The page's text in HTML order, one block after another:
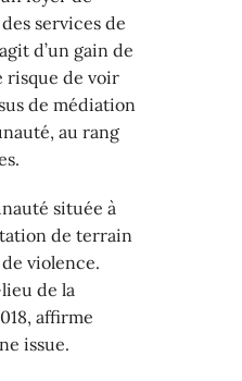
services de
d’un gain de
risque de voir
de médiation
au rang
située à
de terrain
violence.
de la
affirme
issue.